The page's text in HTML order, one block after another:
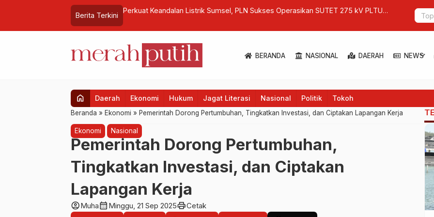
Berita Terkini
Sukses Operasikan SUTET 275 kV PLTU Pimpinan MPR RI Tegaskan Negara Hadir untuk Pemulihan Aceh Pascabencana
BERANDA NASIONAL DAERAH NEWS
expand_more
home Daerah Ekonomi Hukum Jagat Literasi Nasional Politik Tokoh
Beranda » Ekonomi » Pemerintah Dorong Pertumbuhan, Tingkatkan Investasi, dan Ciptakan Lapangan Kerja
Ekonomi Nasional
Pemerintah Dorong Pertumbuhan,
Tingkatkan Investasi, dan Ciptakan
Lapangan Kerja
account_circleMuhacalendar_month Minggu, 21 Sep 2025printCetak